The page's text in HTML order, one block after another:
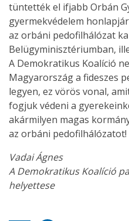
tüntették el ifjabb Orbán
gyermekvédelem
az orbáni pedofilhálózat
Belügyminisztériumban,
A Demokratikus Koalíció
Magyarország a fideszes
legyen, ez vörös vonal,
fogjuk védeni a
akármilyen magas
az orbáni pedofilhálózatot!
Vadai Ágnes
A Demokratikus Koalíció
helyettese